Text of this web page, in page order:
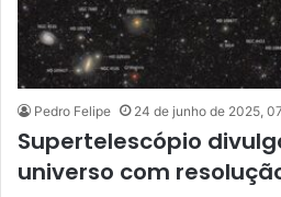
Pedro Felipe 24 de junho de 2025,
Supertelescópio
universo com